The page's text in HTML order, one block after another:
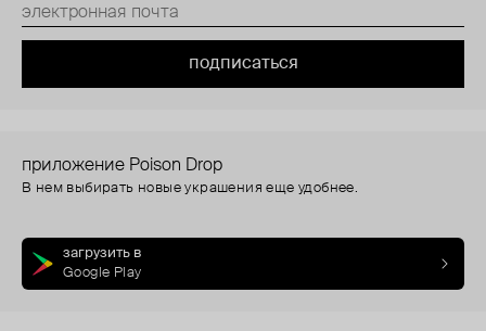
подписаться
приложение Poison Drop
В нем выбирать новые украшения еще удобнее.
загрузить в
Google Play